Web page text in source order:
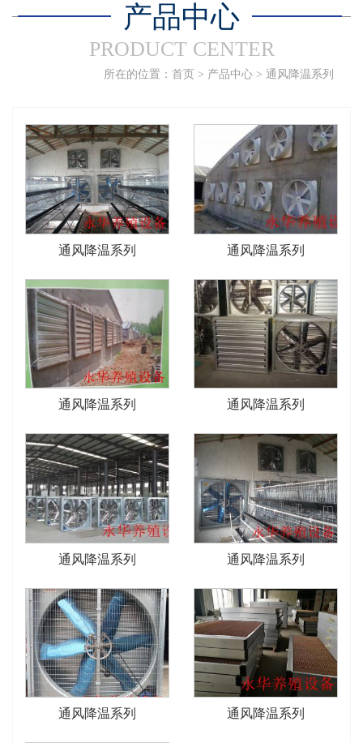
产品中心
PRODUCT CENTER
所在的位置：首页 > 产品中心 >通风降温系列
通风降温系列 通风降温系列
通风降温系列 通风降温系列
通风降温系列 通风降温系列
通风降温系列 通风降温系列